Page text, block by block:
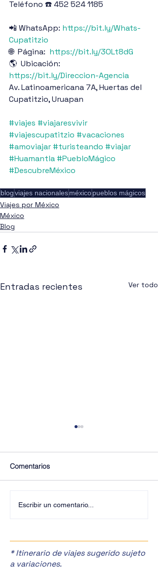
Teléfono ☎️ 452 524 1185
📲 WhatsApp: https://bit.ly/Whats-
Cupatitzio
🌐  Página: https://bit.ly/3OLt8dG
🌎  Ubicación:
https://bit.ly/Direccion-Agencia
Av. Latinoamericana 7A, Huertas del
Cupatitzio, Uruapan
#viajes #viajaresvivir
#viajescupatitzio #vacaciones
#amoviajar #turisteando #viajar
#Huamantla #PuebloMágico
#DescubreMéxico
blogviajes nacionalesméxicopueblos mágicos
Viajes por México
México
Blog
Entradas recientes Ver todo
Comentarios
Escribir un comentario...
* Itinerario de viajes sugerido sujeto
a variaciones.